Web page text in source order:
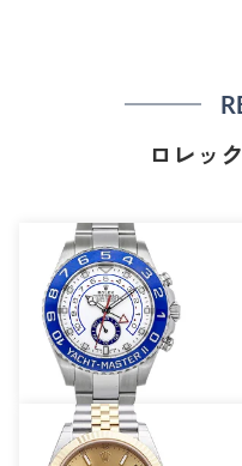
ロレッ